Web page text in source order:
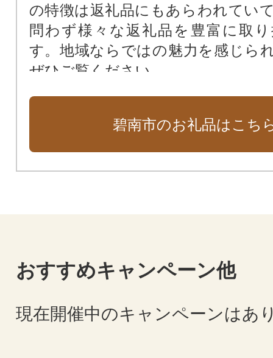
の特徴は返礼品にもあらわれてい
問わず様々な返礼品を豊富に取
す。地域ならではの魅力を感じら
ぜひご覧ください。
碧南市のお礼品はこち
おすすめキャンペーン他
現在開催中のキャンペーンはあ